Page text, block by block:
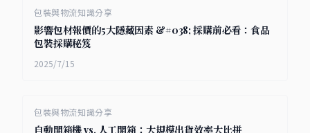
包裝與物流知識分享
影響包材報價的5大隱藏因素 &#038; 採購前必看：食品
包裝採購秘笈
2025/7/15
包裝與物流知識分享
自動開箱機 vs. 人工開箱：大規模出貨效率大比拼